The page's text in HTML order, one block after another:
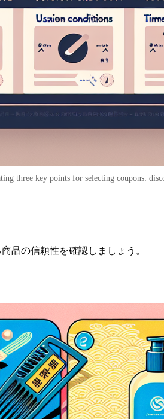
three key points for selecting coupons:
品の信頼性を確認しましょう。